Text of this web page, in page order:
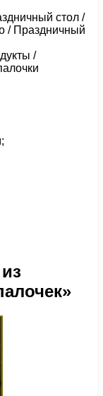
стол /
/ Праздничный
/